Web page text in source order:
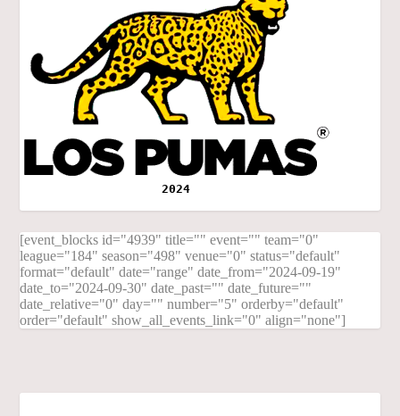
2024
[event_blocks id="4939" title="" event="" team="0"
league="184" season="498" venue="0" status="default"
format="default" date="range" date_from="2024-09-19"
date_to="2024-09-30" date_past="" date_future=""
date_relative="0" day="" number="5" orderby="default"
order="default" show_all_events_link="0" align="none"]